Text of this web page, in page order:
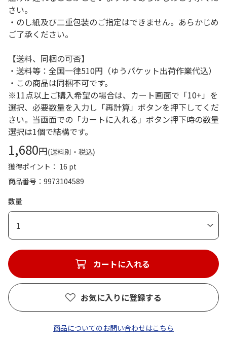
さい。
・のし紙及び二重包装のご指定はできません。あらかじめ
ご了承ください。
【送料、同梱の可否】
・送料等：全国一律510円（ゆうパケット出荷作業代込）
・この商品は同梱不可です。
※11点以上ご購入希望の場合は、カート画面で「10+」を
選択、必要数量を入力し「再計算」ボタンを押下してくだ
さい。当画面での「カートに入れる」ボタン押下時の数量
選択は1個で結構です。
1,680円(送料別・税込)
獲得ポイント： 16 pt
商品番号
9973104589
数量
1
カートに入れる
お気に入りに登録する
商品についてのお問い合わせはこちら